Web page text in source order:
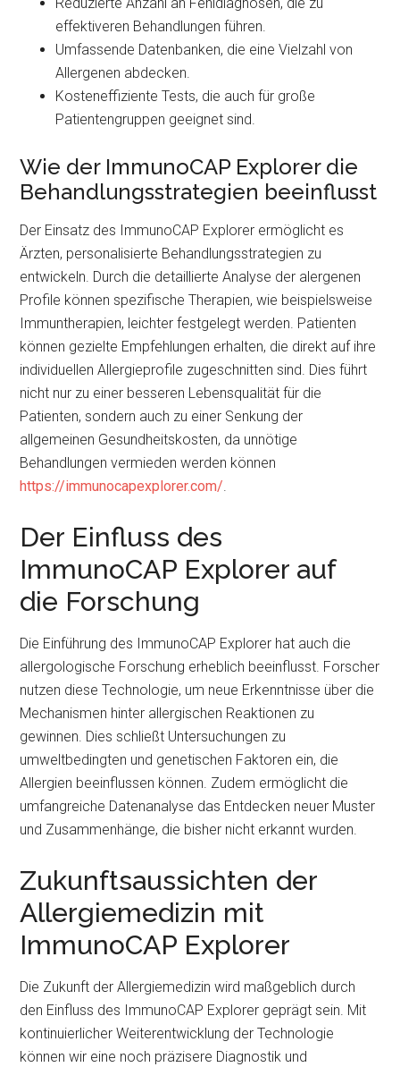
effektiveren Behandlungen führen.
Umfassende Datenbanken, die eine Vielzahl von
Allergenen abdecken.
Kosteneffiziente Tests, die auch für große
Patientengruppen geeignet sind.
Wie der ImmunoCAP Explorer die
Behandlungsstrategien beeinflusst
Der Einsatz des ImmunoCAP Explorer ermöglicht es
Ärzten, personalisierte Behandlungsstrategien zu
entwickeln. Durch die detaillierte Analyse der alergenen
Profile können spezifische Therapien, wie beispielsweise
Immuntherapien, leichter festgelegt werden. Patienten
können gezielte Empfehlungen erhalten, die direkt auf ihre
individuellen Allergieprofile zugeschnitten sind. Dies führt
nicht nur zu einer besseren Lebensqualität für die
Patienten, sondern auch zu einer Senkung der
allgemeinen Gesundheitskosten, da unnötige
Behandlungen vermieden werden können
https://immunocapexplorer.com/.
Der Einfluss des
ImmunoCAP Explorer auf
die Forschung
Die Einführung des ImmunoCAP Explorer hat auch die
allergologische Forschung erheblich beeinflusst. Forscher
nutzen diese Technologie, um neue Erkenntnisse über die
Mechanismen hinter allergischen Reaktionen zu
gewinnen. Dies schließt Untersuchungen zu
umweltbedingten und genetischen Faktoren ein, die
Allergien beeinflussen können. Zudem ermöglicht die
umfangreiche Datenanalyse das Entdecken neuer Muster
und Zusammenhänge, die bisher nicht erkannt wurden.
Zukunftsaussichten der
Allergiemedizin mit
ImmunoCAP Explorer
Die Zukunft der Allergiemedizin wird maßgeblich durch
den Einfluss des ImmunoCAP Explorer geprägt sein. Mit
kontinuierlicher Weiterentwicklung der Technologie
können wir eine noch präzisere Diagnostik und